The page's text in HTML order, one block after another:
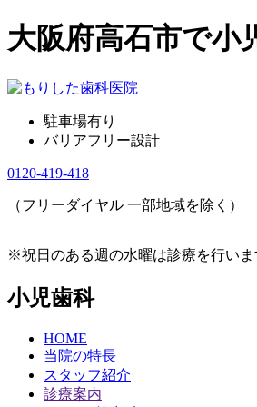
大阪府高石市で小
駐車場有り
バリアフリー設計
0120-419-418
（フリーダイヤル 一部地域を除く）
※祝日のある週の水曜は診療を行いま
小児歯科
HOME
当院の特長
スタッフ紹介
診療案内